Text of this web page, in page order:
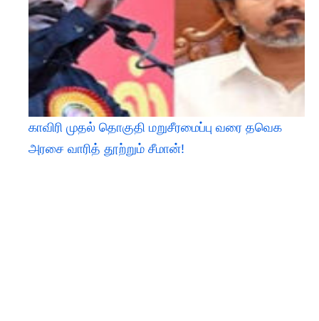
காவிரி முதல் தொகுதி மறுசீரமைப்பு வரை தவெக
அரசை வாரித் தூற்றும் சீமான்!